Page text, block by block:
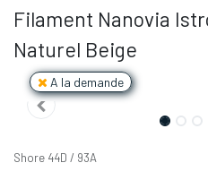
Filament Nanovia
Naturel Beige
A la demande
Shore 44D / 93A